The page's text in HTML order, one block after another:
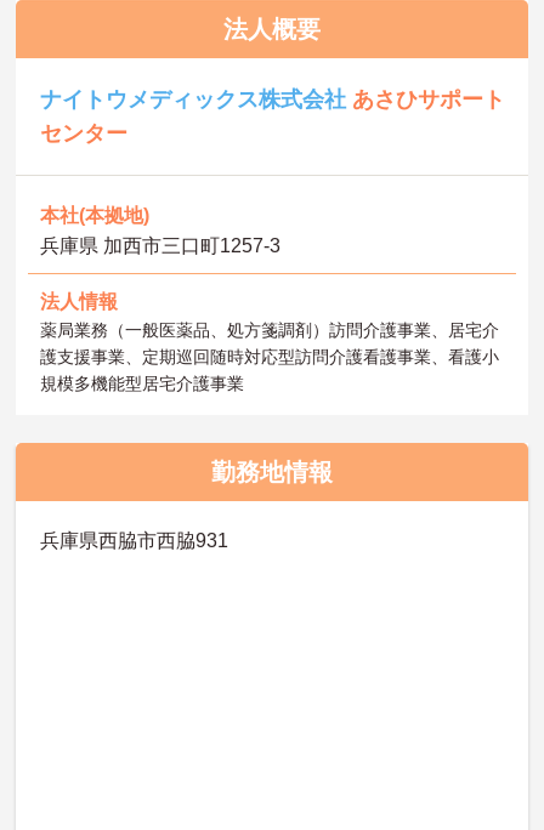
法人概要
ナイトウメディックス株式会社 あさひサポート
センター
本社(本拠地)
兵庫県 加西市三口町1257-3
法人情報
薬局業務（一般医薬品、処方箋調剤）訪問介護事業、居宅介
護支援事業、定期巡回随時対応型訪問介護看護事業、看護小
規模多機能型居宅介護事業
勤務地情報
兵庫県西脇市西脇931